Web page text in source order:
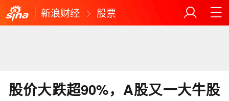
新浪财经 股票
股价大跌超90%，A股又一大牛股